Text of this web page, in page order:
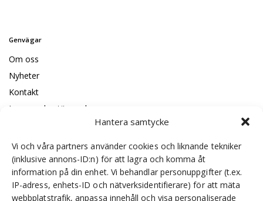
Hantera samtycke
Vi och våra partners använder cookies och liknande tekniker
(inklusive annons-ID:n) för att lagra och komma åt
information på din enhet. Vi behandlar personuppgifter (t.ex.
IP-adress, enhets-ID och nätverksidentifierare) för att mäta
webbplatstrafik, anpassa innehåll och visa personaliserade
Genvägar
Om oss
Nyheter
Kontakt
Leveransbestämmelser
ISO certificeringar
Om oss